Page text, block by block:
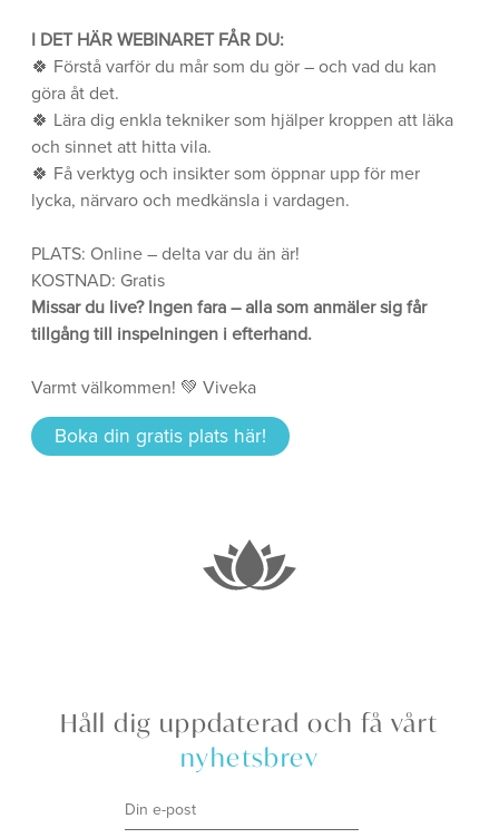
I DET HÄR WEBINARET FÅR DU:
🍀 Förstå varför du mår som du gör – och vad du kan
göra åt det.
🍀 Lära dig enkla tekniker som hjälper kroppen att läka
och sinnet att hitta vila.
🍀 Få verktyg och insikter som öppnar upp för mer
lycka, närvaro och medkänsla i vardagen.
PLATS: Online – delta var du än är!
KOSTNAD: Gratis
Missar du live? Ingen fara – alla som anmäler sig får
tillgång till inspelningen i efterhand.
Varmt välkommen! 💚 Viveka
Boka din gratis plats här!
Håll dig uppdaterad och få vårt
nyhetsbrev